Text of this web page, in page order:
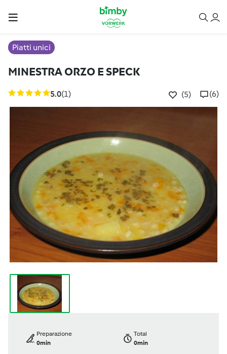
Piatti unici
MINESTRA ORZO E SPECK
5.0(1) (5) (6)
Preparazione
0min
Total
0min